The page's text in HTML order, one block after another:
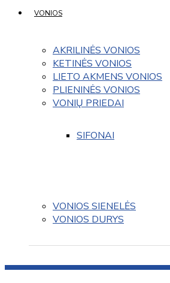
VONIOS
AKRILINĖS VONIOS
KETINĖS VONIOS
LIETO AKMENS VONIOS
PLIENINĖS VONIOS
VONIŲ PRIEDAI
SIFONAI
VONIOS SIENELĖS
VONIOS DURYS